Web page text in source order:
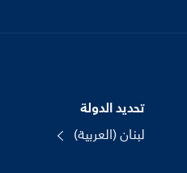
تحديد الدولة
لبنان (العربية)